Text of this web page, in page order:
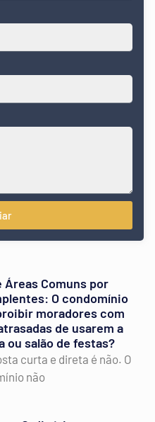
Áreas Comuns por
O condomínio
moradores com
de usarem a
ou salão de festas?
curta e direta é não. O
não